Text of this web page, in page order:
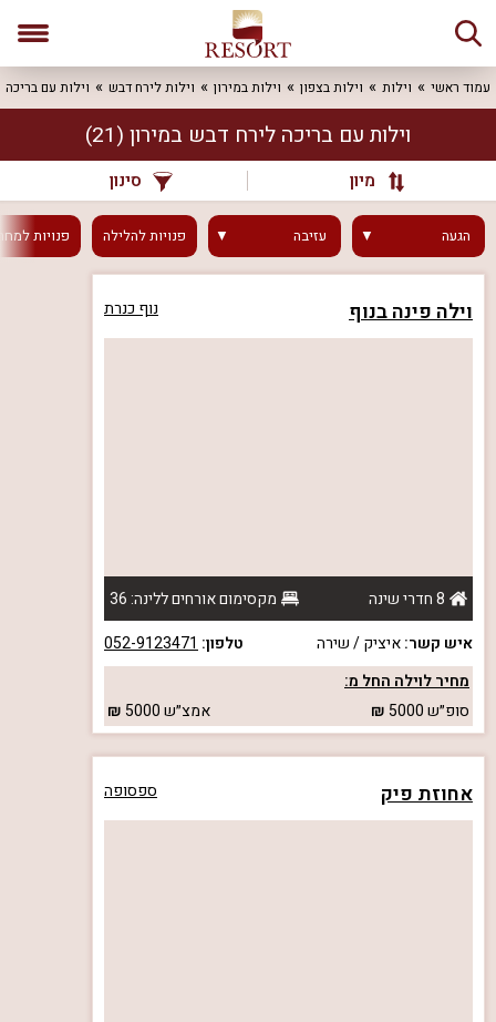
עמוד ראשי וילות וילות בצפון וילות במירון וילות לירח דבש וילות עם בריכה
וילות עם בריכה לירח דבש במירון (21)
מיון סינון
הגעה עזיבה פנויותלהלילה פנויות
וילה פינה בנוף נוף כנרת
8 חדרי שינה
מקסימום אורחים ללינה: 36
איש קשר:איציק / שירה טלפון: 052-9123471
מחיר לוילה החל מ:
סופ״ש5000 אמצ״ש5000
אחוזת פיק ספסופה